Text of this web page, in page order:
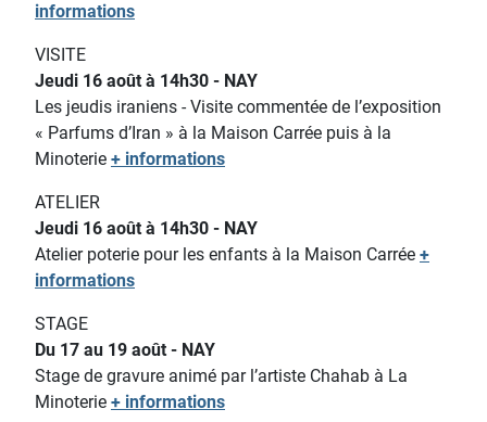
informations
VISITE
Jeudi 16 août à 14h30 - NAY
Les jeudis iraniens - Visite commentée de l’exposition
« Parfums d’Iran » à la Maison Carrée puis à la
Minoterie + informations
ATELIER
Jeudi 16 août à 14h30 - NAY
Atelier poterie pour les enfants à la Maison Carrée +
informations
STAGE
Du 17 au 19 août - NAY
Stage de gravure animé par l’artiste Chahab à La
Minoterie + informations